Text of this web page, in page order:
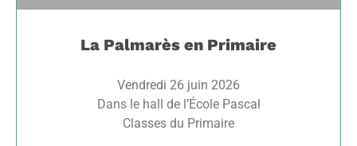
La Palmarès en Primaire
Vendredi 26 juin 2026
Dans le hall de l’École Pascal
Classes du Primaire